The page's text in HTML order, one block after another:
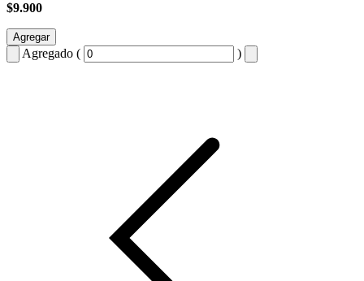
$9.900
Agregar
Agregado ( )